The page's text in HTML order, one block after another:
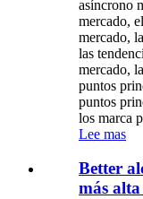
asíncrono
mercado,
mercado,
las
mercado,
puntos
puntos
los marca
Lee mas
Better
más